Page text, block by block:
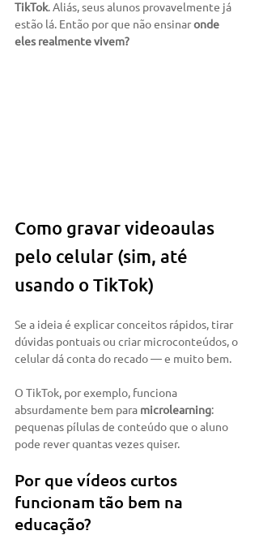
TikTok. Aliás, seus alunos provavelmente já
estão lá. Então por que não ensinar onde
eles realmente vivem?
Como gravar videoaulas
pelo celular (sim, até
usando o TikTok)
Se a ideia é explicar conceitos rápidos, tirar
dúvidas pontuais ou criar microconteúdos, o
celular dá conta do recado — e muito bem.
O TikTok, por exemplo, funciona
absurdamente bem para microlearning:
pequenas pílulas de conteúdo que o aluno
pode rever quantas vezes quiser.
Por que vídeos curtos
funcionam tão bem na
educação?